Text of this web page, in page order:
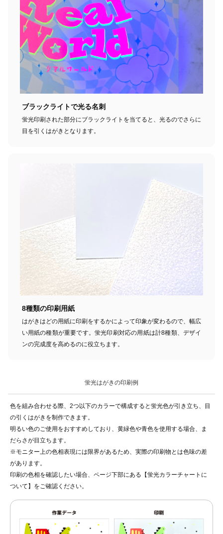
ブラックライトで光る名刺
蛍光印刷された部分にブラックライトを当てると、光るのでさらに
目を引くはがきとなります。
8種類の印刷用紙
はがきはどの用紙に印刷をするかによって印象が変わるので、幅広
い用紙の種類が重要です。蛍光印刷対応の用紙は計8種類、デザイ
ンの完成度を高めるのに役立ちます。
蛍光はがきの印刷例
色を組み合わせる際、2つ以下のカラーで構成すると蛍光色が引き立ち、目
の引くはがきを制作できます。
明るい色のご使用をおすすめしており、黄緑色や青色を使用する場合、ま
だらさが目立ちます。
※モニター上の色相表現には限界があるため、実際の印刷物とは色味の差
があります。
印刷の色相を確認したい場合、ページ下部にある【蛍光カラーチャートに
ついて】をご確認ください。